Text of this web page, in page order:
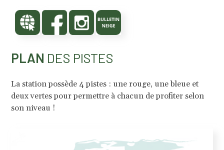
PLAN DES PISTES
La station possède 4 pistes : une rouge, une bleue et
deux vertespour permettre à chacun de profiter selon
son niveau !